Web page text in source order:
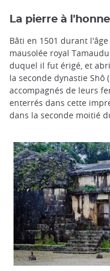
La pierre à
Bâti en 1501 durant
mausolée royal
duquel il fut érigé, et
la seconde dynastie Shô
accompagnés de leurs
enterrés dans cette
dans la seconde moitié